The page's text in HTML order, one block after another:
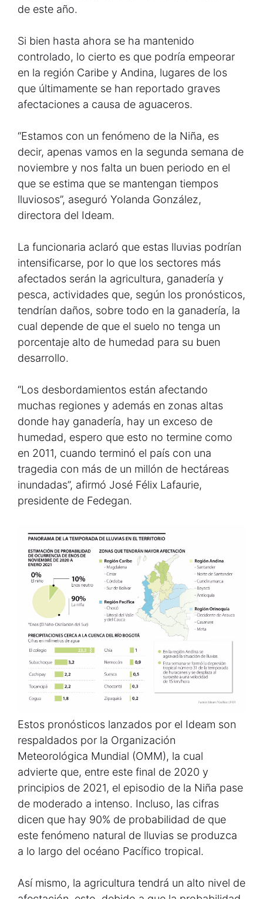
de este año.
Si bien hasta ahora se ha mantenido
controlado, lo cierto es que podría empeorar
en la región Caribe y Andina, lugares de los
que últimamente se han reportado graves
afectaciones a causa de aguaceros.
“Estamos con un fenómeno de la Niña, es
decir, apenas vamos en la segunda semana de
noviembre y nos falta un buen periodo en el
que se estima que se mantengan tiempos
lluviosos”, aseguró Yolanda González,
directora del Ideam.
La funcionaria aclaró que estas lluvias podrían
intensificarse, por lo que los sectores más
afectados serán la agricultura, ganadería y
pesca, actividades que, según los pronósticos,
tendrían daños, sobre todo en la ganadería, la
cual depende de que el suelo no tenga un
porcentaje alto de humedad para su buen
desarrollo.
“Los desbordamientos están afectando
muchas regiones y además en zonas altas
donde hay ganadería, hay un exceso de
humedad, espero que esto no termine como
en 2011, cuando terminó el país con una
tragedia con más de un millón de hectáreas
inundadas”, afirmó José Félix Lafaurie,
presidente de Fedegan.
Estos pronósticos lanzados por el Ideam son
respaldados por la Organización
Meteorológica Mundial (OMM), la cual
advierte que, entre este final de 2020 y
principios de 2021, el episodio de la Niña pase
de moderado a intenso. Incluso, las cifras
dicen que hay 90% de probabilidad de que
este fenómeno natural de lluvias se produzca
a lo largo del océano Pacífico tropical.
Así mismo, la agricultura tendrá un alto nivel de